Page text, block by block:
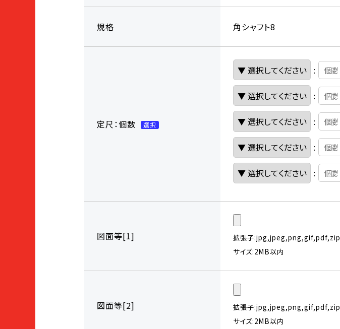
規格 角シャフト8
定尺：個数 選択
:
:
:
:
:
図面等[1]
拡張子:jpg,jpeg,png,gif,pdf,zip
サイズ:2MB以内
図面等[2]
拡張子:jpg,jpeg,png,gif,pdf,zip
サイズ:2MB以内